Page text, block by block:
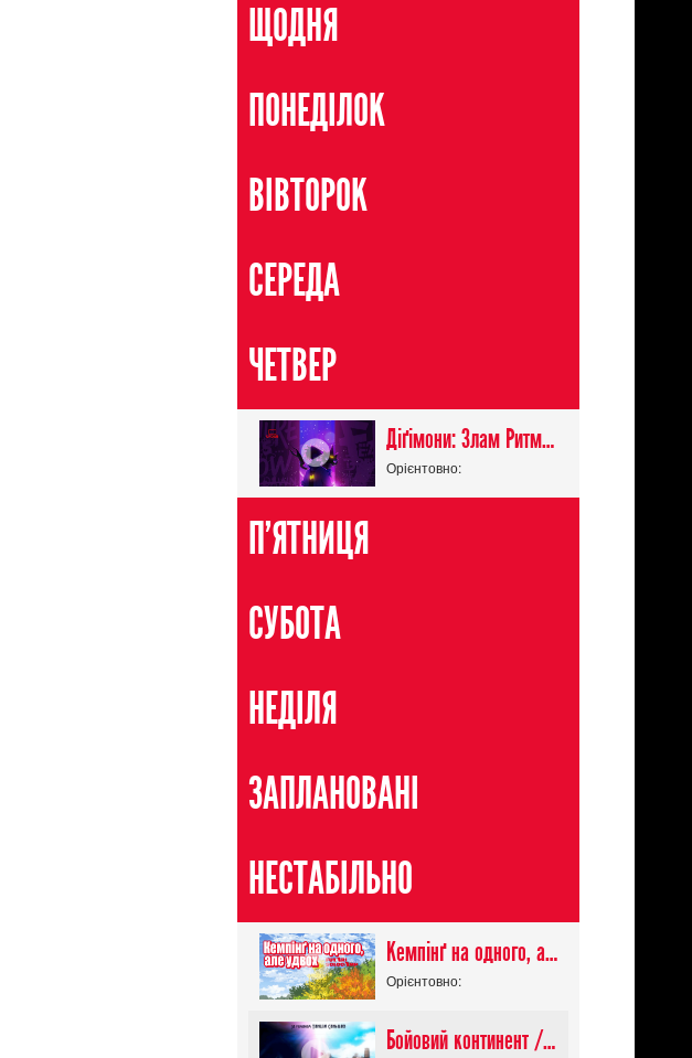
ЩОДНЯ
ПОНЕДІЛОК
ВІВТОРОК
СЕРЕДА
ЧЕТВЕР
Діґімони: Злам Ритму / Digimon Beatbreak
Орієнтовно:
П'ЯТНИЦЯ
СУБОТА
НЕДІЛЯ
ЗАПЛАНОВАНІ
НЕСТАБІЛЬНО
Кемпінґ на одного, але удвох / Futari Solo Camp
Орієнтовно:
Бойовий континент / Douluo Dalu